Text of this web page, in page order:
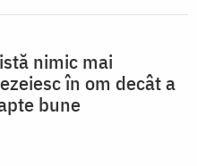
nimic mai
în om decât a
bune